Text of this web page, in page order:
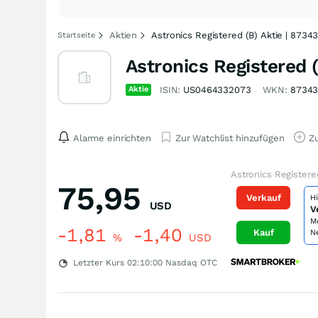
Startseite Aktien Astronics Registered (B) Aktie |
Astronics Registered
Aktie ISIN: US0464332073 WKN:
Alarme einrichten Zur Watchlist hinzufügen
75,95 USD
-1,81 % -1,40 USD
Letzter Kurs 02:10:00 Nasdaq OTC
Astronics
Verkauf
Kauf